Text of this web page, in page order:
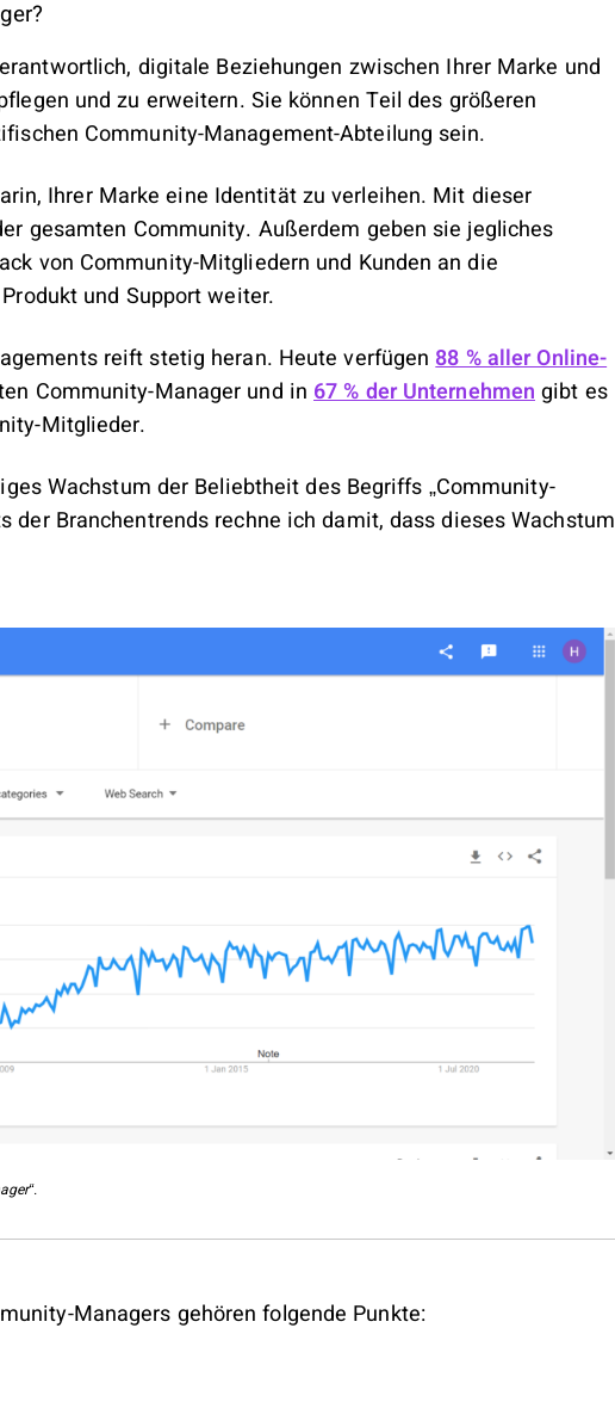
digitale Beziehungen zwischen Ihrer Marke und
und zu erweitern. Sie können Teil des größeren
Community-Management-Abteilung sein.
Ihrer Marke eine Identität zu verleihen. Mit dieser
gesamten Community. Außerdem geben sie jegliches
von Community-Mitgliedern und Kunden an die
und Support weiter.
reift stetig heran. Heute verfügen 88 % aller Online-
Community-Manager und in 67 % der Unternehmen gibt es
Mitglieder.
Wachstum der Beliebtheit des Begriffs „Community-
der Branchentrends rechne ich damit, dass dieses Wachstum
Managers gehören folgende Punkte: